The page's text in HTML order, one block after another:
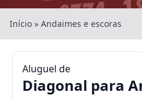
Início » Andaimes e escoras
Aluguel de
Diagonal para